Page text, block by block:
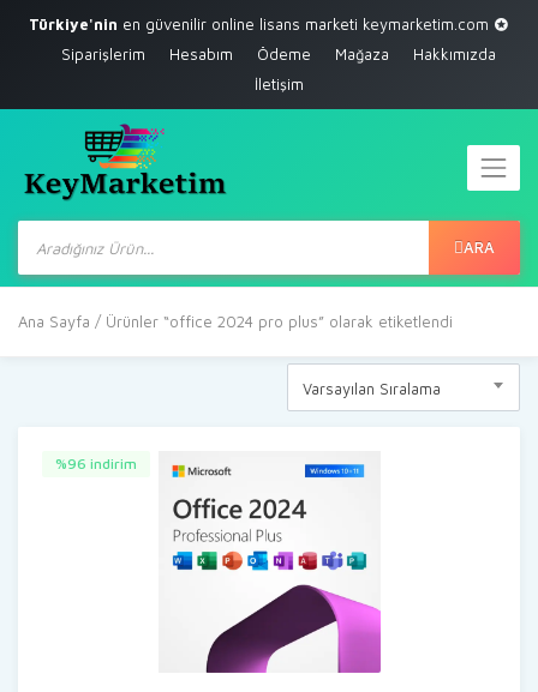
Türkiye'nin en güvenilir online lisans marketi keymarketim.com
Siparişlerim
Hesabım Ödeme Mağaza
Hakkımızda
İletişim
Products
search ARA
Ana Sayfa / Ürünler “office 2024 pro plus” olarak etiketlendi
Varsayılan Sıralama
%96 indirim